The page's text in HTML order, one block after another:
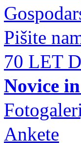
Pišite
70 LET
Novice
Ankete